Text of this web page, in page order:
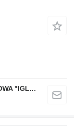
AGNIESZKA ZACHOSZCZ FIRMA HANDLOWA "IGLOIMPEX"